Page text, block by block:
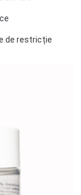
de restricție